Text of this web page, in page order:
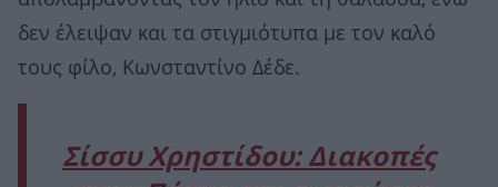
δεν έλειψαν και τα στιγμιότυπα με τον καλό
τους φίλο, Κωνσταντίνο Δέδε.
Σίσσυ Χρηστίδου: Διακοπές